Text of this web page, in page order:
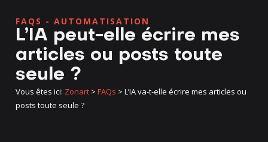
FAQS -AUTOMATISATION
L’IA peut-elle écrire mes
articles ou posts toute
seule ?
Vous êtes ici: Zonart >FAQs >L’IA va-t-elle écrire mes articles ou
posts toute seule ?